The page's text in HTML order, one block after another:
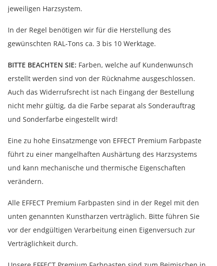
jeweiligen Harzsystem.
In der Regel benötigen wir für die Herstellung des
gewünschten RAL-Tons ca. 3 bis 10 Werktage.
BITTE BEACHTEN SIE: Farben, welche auf Kundenwunsch
erstellt werden sind von der Rücknahme ausgeschlossen.
Auch das Widerrufsrecht ist nach Eingang der Bestellung
nicht mehr gültig, da die Farbe separat als Sonderauftrag
und Sonderfarbe eingestellt wird!
Eine zu hohe Einsatzmenge von EFFECT Premium Farbpaste
führt zu einer mangelhaften Aushärtung des Harzsystems
und kann mechanische und thermische Eigenschaften
verändern.
Alle EFFECT Premium Farbpasten sind in der Regel mit den
unten genannten Kunstharzen verträglich. Bitte führen Sie
vor der endgültigen Verarbeitung einen Eigenversuch zur
Verträglichkeit durch.